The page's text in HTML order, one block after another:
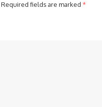
Required fields are marked *